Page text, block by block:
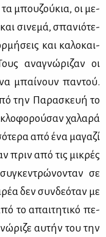
τα μπου­ζού­κια, οι με­
σι­νε­μά, σπα­νιό­τε­
και κα­λο­και­
ανα­γνώ­ρι­ζαν οι
μπαί­νουν πα­ντού.
την Πα­ρα­σκευή το
χα­λα­ρά
από ένα μα­γα­ζί
πριν από τις μι­κρές
σε
δεν συν­δε­ό­ταν με
το απαι­τη­τι­κό πε­
αυ­τήν του την